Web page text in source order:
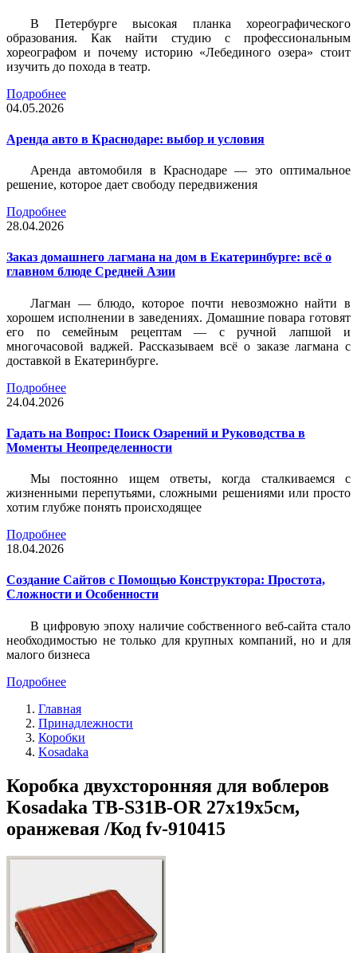
В Петербурге высокая планка хореографического
образования. Как найти студию с профессиональным
хореографом и почему историю «Лебединого озера» стоит
изучить до похода в театр.
Подробнее
04.05.2026
Аренда авто в Краснодаре: выбор и условия
Аренда автомобиля в Краснодаре — это оптимальное
решение, которое дает свободу передвижения
Подробнее
28.04.2026
Заказ домашнего лагмана на дом в Екатеринбурге: всё о
главном блюде Средней Азии
Лагман — блюдо, которое почти невозможно найти в
хорошем исполнении в заведениях. Домашние повара готовят
его по семейным рецептам — с ручной лапшой и
многочасовой ваджей. Рассказываем всё о заказе лагмана с
доставкой в Екатеринбурге.
Подробнее
24.04.2026
Гадать на Вопрос: Поиск Озарений и Руководства в
Моменты Неопределенности
Мы постоянно ищем ответы, когда сталкиваемся с
жизненными перепутьями, сложными решениями или просто
хотим глубже понять происходящее
Подробнее
18.04.2026
Создание Сайтов с Помощью Конструктора: Простота,
Сложности и Особенности
В цифровую эпоху наличие собственного веб-сайта стало
необходимостью не только для крупных компаний, но и для
малого бизнеса
Подробнее
Главная
Принадлежности
Коробки
Kosadaka
Коробка двухсторонняя для воблеров
Kosadaka TB-S31B-OR 27x19x5см,
оранжевая /Код fv-910415